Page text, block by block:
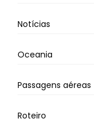
Notícias
Oceania
Passagens aéreas
Roteiro